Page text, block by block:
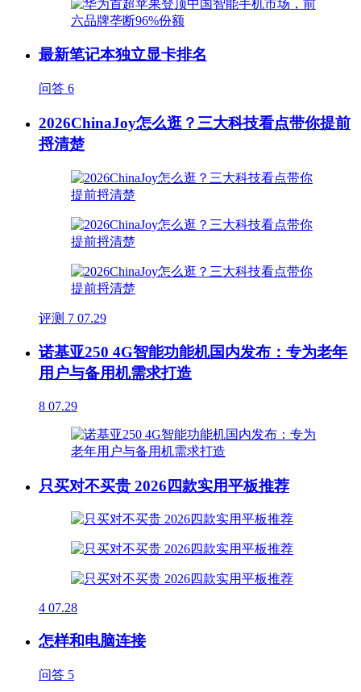
最新笔记本独立显卡排名
问答 6
2026ChinaJoy怎么逛？三大科技看点带你提前
捋清楚
评测 7 07.29
诺基亚250 4G智能功能机国内发布：专为老年
用户与备用机需求打造
8 07.29
只买对不买贵 2026四款实用平板推荐
4 07.28
怎样和电脑连接
问答 5